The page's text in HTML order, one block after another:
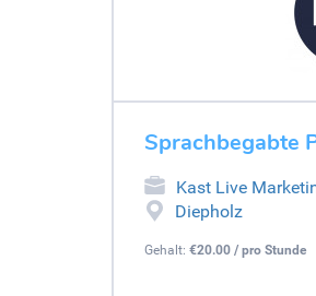
Sprachbegabte
Kast Live
Diepholz
Gehalt: €20.00 / pro Stunde